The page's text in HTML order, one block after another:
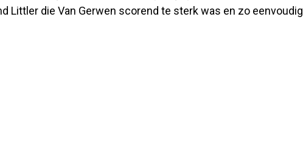
Littler die Van Gerwen scorend te sterk was en zo eenvoudig